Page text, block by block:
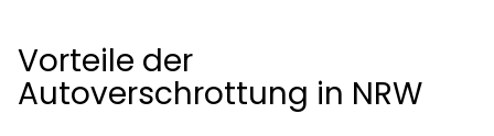
Vorteile der
Autoverschrottung in NRW